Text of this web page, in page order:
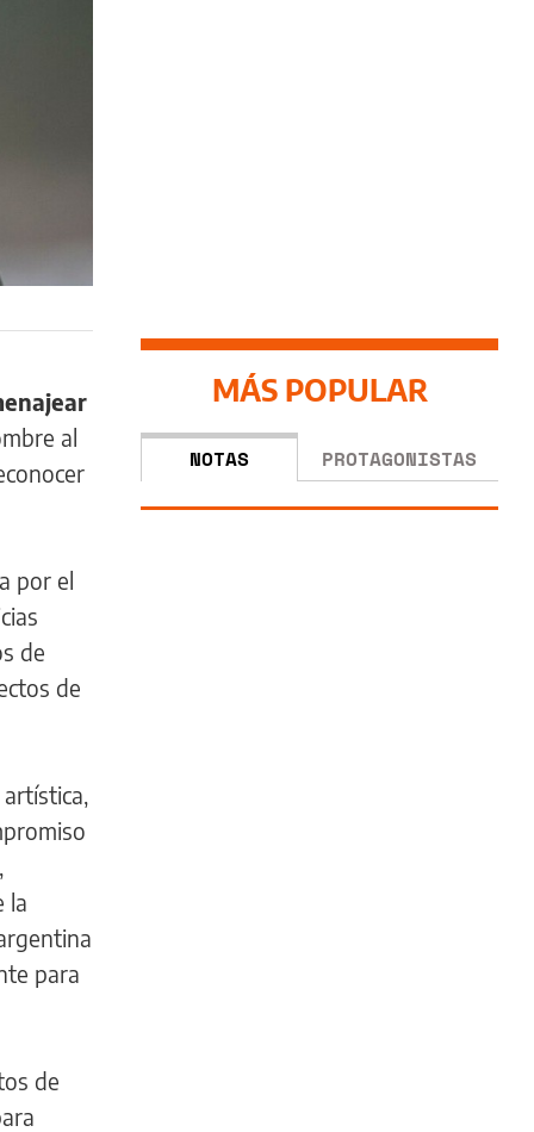
al
por el
de
de
la
para
de
MÁS POPULAR
NOTAS PROTAGONISTAS